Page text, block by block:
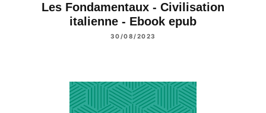
Les Fondamentaux - Civilisation
italienne - Ebook epub
30/08/2023